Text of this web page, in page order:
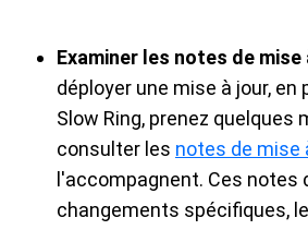
Examiner les notes de mise
déployer une mise à jour, en
Slow Ring, prenez quelques
consulter les notes de mise
l'accompagnent. Ces notes
changements spécifiques,